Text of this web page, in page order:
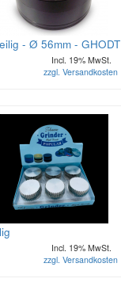
- Ø 56mm - GHODT
Incl. 19% MwSt.
zzgl. Versandkosten
Incl. 19% MwSt.
zzgl. Versandkosten